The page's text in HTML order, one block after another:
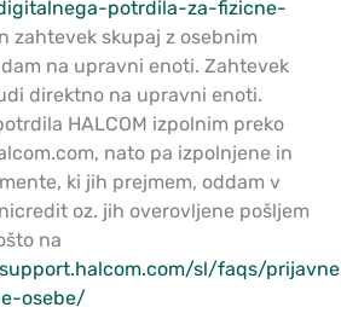
potrdila-za-fizicne-
zahtevek skupaj z osebnim
na upravni enoti. Zahtevek
direktno na upravni enoti.
HALCOM izpolnim preko
nato pa izpolnjene in
ki jih prejmem, oddam v
oz. jih overovljene pošljem
na
sl/faqs/
osebe/